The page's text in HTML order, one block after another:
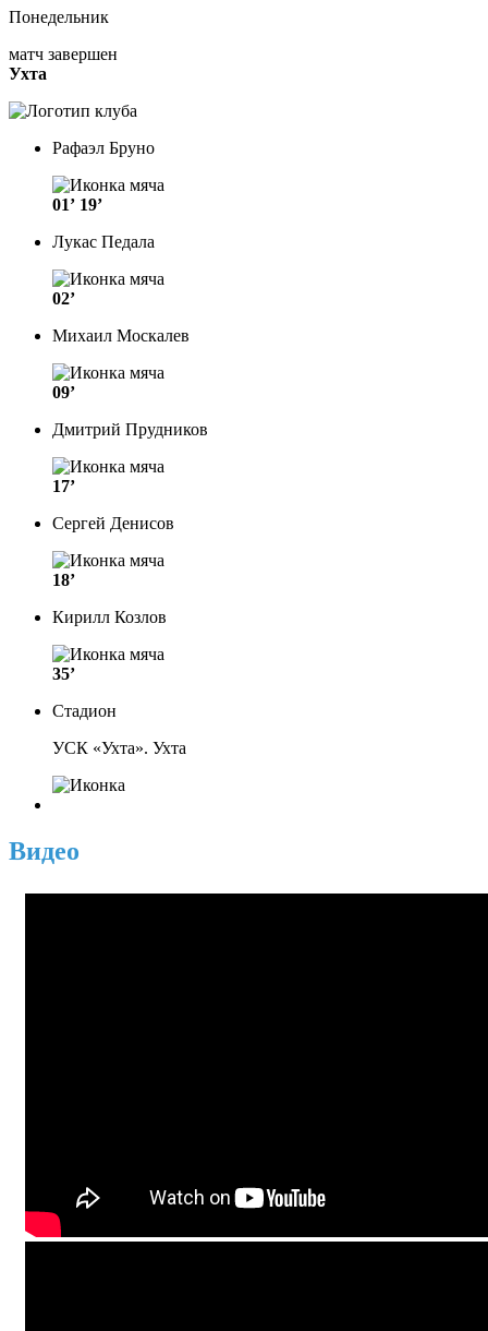
Понедельник
матч завершен
Ухта
Рафаэл Бруно
01’ 19’
Лукас Педала
02’
Михаил Москалев
09’
Дмитрий Прудников
17’
Сергей Денисов
18’
Кирилл Козлов
35’
Стадион
УСК «Ухта». Ухта
Видео